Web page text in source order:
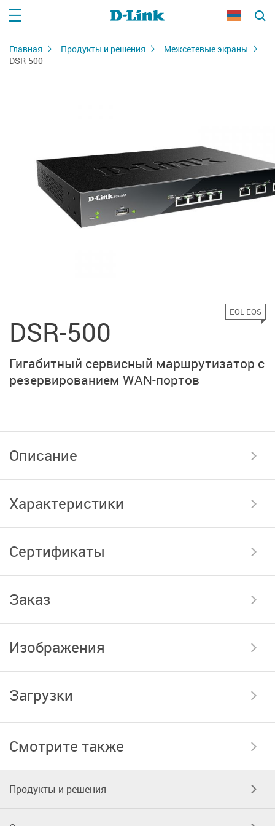
Главная Продукты и решения
Межсетевые экраны
DSR-500
DSR-500
EOL EOS
Гигабитный сервисный маршрутизатор с
резервированием WAN-портов
Описание
Характеристики
Сертификаты
Заказ
Изображения
Загрузки
Смотрите также
Продукты и решения